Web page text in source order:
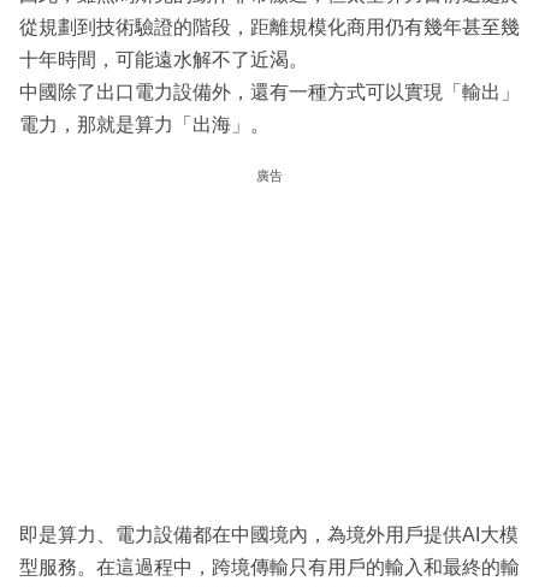
從規劃到技術驗證的階段，距離規模化商用仍有幾年甚至幾
十年時間，可能遠水解不了近渴。
中國除了出口電力設備外，還有一種方式可以實現「輸出」
電力，那就是算力「出海」。
廣告
即是算力、電力設備都在中國境內，為境外用戶提供AI大模
型服務。在這過程中，跨境傳輸只有用戶的輸入和最終的輸